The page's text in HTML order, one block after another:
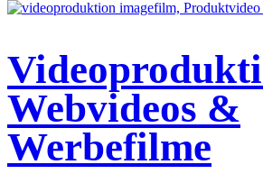
Webvideos &
Werbefilme